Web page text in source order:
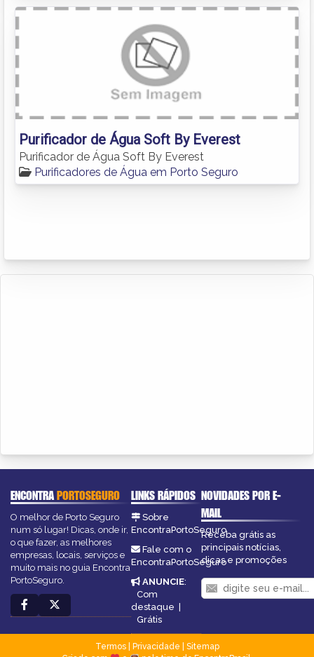
Purificador de Água Soft By Everest
Purificador de Água Soft By Everest
Purificadores de Água em Porto Seguro
ENCONTRAPORTOSEGURO
O melhor de Porto Seguro
num só lugar! Dicas, onde ir,
o que fazer, as melhores
empresas, locais, serviços e
muito mais no guia Encontra
PortoSeguro.
LINKS RÁPIDOS
Sobre
EncontraPortoSeguro
Fale com o
EncontraPortoSeguro
ANUNCIE:
Com
destaque |
Grátis
NOVIDADES POR E-
MAIL
Receba grátis as
principais notícias,
dicas e promoções
Termos| Privacidade
Sitemap